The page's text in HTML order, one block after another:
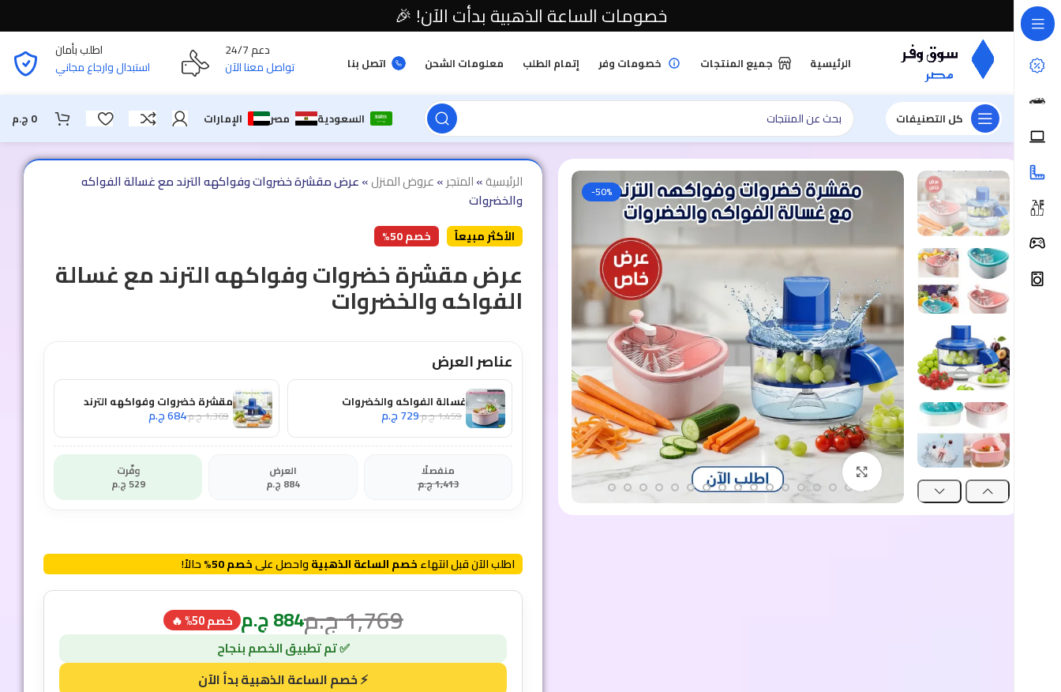
الرئيسية جميع المنتجات خصومات وفر إتمام الطلب معلومات الشحن اتصل بنا
دعم 24/7
تواصل معنا الآن
اطلب بأمان
استبدال وارجاع مجاني
كل التصنيفات السعودية مصر الإمارات 0 ج.م
-50%
اضغط للتكبير
الرئيسية»المتجر»عروض المنزل»عرض مقشرة خضروات وفواكهه الترند مع غسالة الفواكه
والخضروات
الأكثر مبيعاً خصم 50%
عرض مقشرة خضروات وفواكهه الترند مع غسالة
الفواكه والخضروات
عناصر العرض
غسالة الفواكه والخضروات
1,459ج.م729ج.م
مقشرة خضروات وفواكهه الترند
1,369ج.م684ج.م
منفصلًا
1,413ج.م
العرض
884ج.م
وفّرت
529ج.م
اطلب الآن قبل انتهاءخصم الساعة الذهبيةواحصل علىخصم 50% حالاً!
1,769ج.م884ج.م خصم 50% 🔥
خصومات الساعة الذهبية بدأت الآن! 🎉